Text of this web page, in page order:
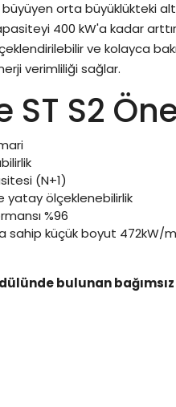
orta büyüklükteki
400 kW'a kadar
ve kolayca
verimliliği sağlar.
ST S2
(N+1)
yatay ölçeklenebilirlik
%96
sahip küçük boyut 472kW/
bulunan bağımsız